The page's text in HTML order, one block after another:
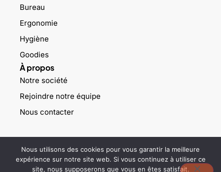
Bureau
Ergonomie
Hygiène
Goodies
À propos
Notre société
Rejoindre notre équipe
Nous contacter
Nous utilisons des cookies pour vous garantir la meilleure
expérience sur notre site web. Si vous continuez à utiliser ce
site, nous supposerons que vous en êtes satisfait.